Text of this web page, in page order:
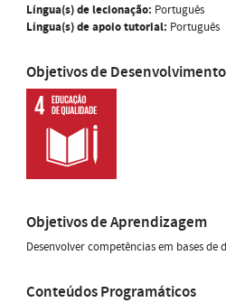
Língua(s) de lecionação: Português
Língua(s) de apoio tutorial: Português
Objetivos de
Objetivos de Aprendizagem
Desenvolver competências em bases
Conteúdos Programáticos